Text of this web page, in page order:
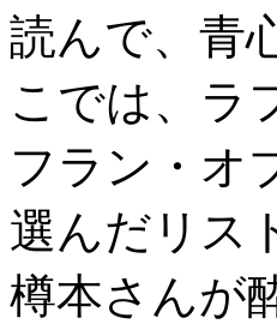
読んで、青
こでは、ラ
フラン・オ
選んだリス
樽本さんが